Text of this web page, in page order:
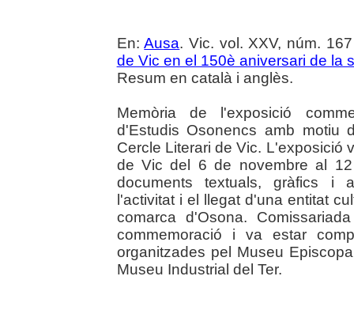
En:Ausa. Vic. vol. XXV, núm.
de Vic en el 150è aniversari de la
Resum en català i anglès.
Memòria de l'exposició
d'Estudis Osonencs amb motiu
Cercle Literari de Vic. L'exposició
de Vic del 6 de novembre al
documents textuals, gràfics i
l'activitat i el llegat d'una entitat
comarca d'Osona.
commemoració i va estar
organitzades pel Museu
Museu Industrial del Ter.